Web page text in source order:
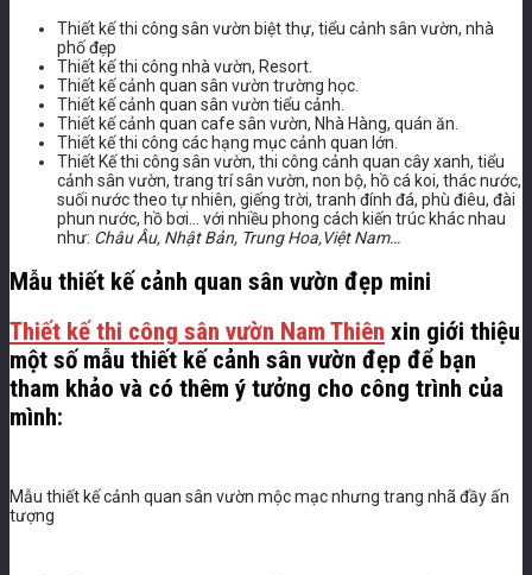
Thiết kế thi công sân vườn biệt thự, tiểu cảnh sân vườn, nhà
phố đẹp
Thiết kế thi công nhà vườn, Resort.
Thiết kế cảnh quan sân vườn trường học.
Thiết kế cảnh quan sân vườn tiểu cảnh.
Thiết kế cảnh quan cafe sân vườn, Nhà Hàng, quán ăn.
Thiết kế thi công các hạng mục cảnh quan lớn.
Thiết Kế thi công sân vườn, thi công cảnh quan cây xanh, tiểu
cảnh sân vườn, trang trí sân vườn, non bộ, hồ cá koi, thác nước,
suối nước theo tự nhiên, giếng trời, tranh đính đá, phù điêu, đài
phun nước, hồ bơi… với nhiều phong cách kiến trúc khác nhau
như: Châu Âu, Nhật Bản, Trung Hoa,Việt Nam…
Mẫu thiết kế cảnh quan sân vườn đẹp mini
Thiết kế thi công sân vườn Nam Thiên xin giới thiệu
một số mẫu thiết kế cảnh sân vườn đẹp để bạn
tham khảo và có thêm ý tưởng cho công trình của
mình:
Mẫu thiết kế cảnh quan sân vườn mộc mạc nhưng trang nhã đầy ấn
tượng